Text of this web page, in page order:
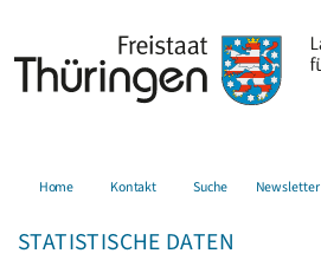
Home Kontakt Suche Newsletter
STATISTISCHE DATEN